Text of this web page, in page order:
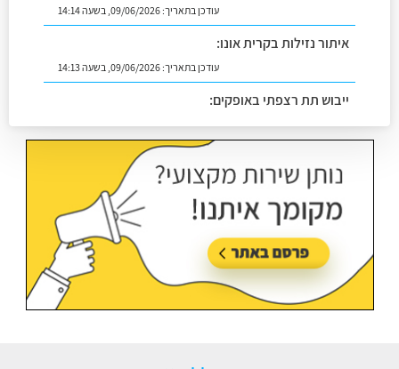
עודכן בתאריך:09/06/2026, בשעה 14:14
איתור נזילות בקרית אונו:
עודכן בתאריך:09/06/2026, בשעה 14:13
ייבוש תת רצפתי באופקים:
עודכן בתאריך:02/07/2026, בשעה 14:06